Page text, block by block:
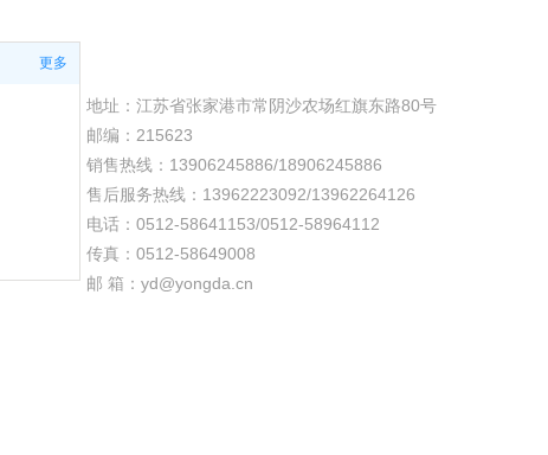
更多
地址：江苏省张家港市常阴沙农场红旗东路80号
邮编：215623
销售热线：13906245886/18906245886
售后服务热线：13962223092/13962264126
电话：0512-58641153/0512-58964112
传真：0512-58649008
邮 箱：yd@yongda.cn